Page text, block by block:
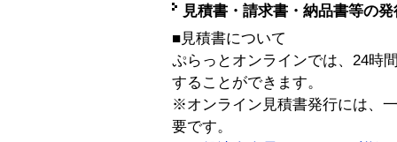
見積書・請求書・納品書等の
■見積書について
ぷらっとオンラインでは、24時
することができます。
※オンライン見積書発行には、
要です。